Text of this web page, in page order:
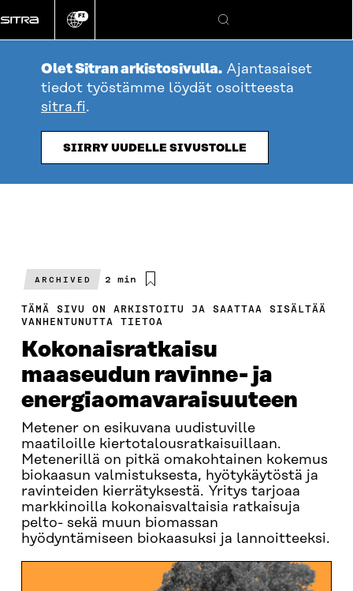
suoraan
sisältöön
Vaihda
kieli
FI
Hae
Olet Sitran arkistosivulla. Ajantasaiset
tiedot työstämme löydät osoitteesta
sitra.fi.
SIIRRY UUDELLE SIVUSTOLLE
ARCHIVED
Arvioitu
2 min
TÄMÄ SIVU ON ARKISTOITU JA SAATTAA SISÄLTÄÄ
VANHENTUNUTTA TIETOA
Kokonaisratkaisu
maaseudun ravinne- ja
energiaomavaraisuuteen
Metener on esikuvana uudistuville
maatiloille kiertotalousratkaisuillaan.
Metenerillä on pitkä omakohtainen kokemus
biokaasun valmistuksesta, hyötykäytöstä ja
ravinteiden kierrätyksestä. Yritys tarjoaa
markkinoilla kokonaisvaltaisia ratkaisuja
pelto- sekä muun biomassan
hyödyntämiseen biokaasuksi ja lannoitteeksi.